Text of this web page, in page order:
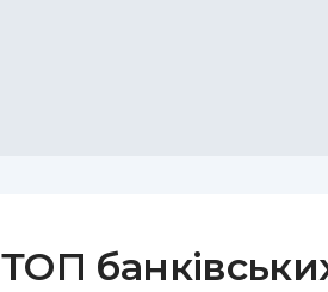
ТОП